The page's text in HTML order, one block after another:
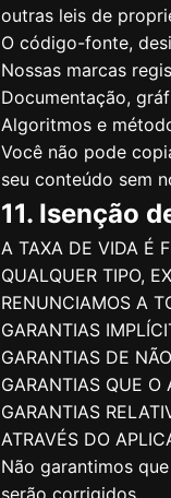
outras leis de
O código-fonte,
Nossas marcas
Documentação,
Algoritmos e
Você não pode
seu conteúdo sem
11. Isenção
A TAXA DE VIDA É
QUALQUER TIPO,
RENUNCIAMOS A
GARANTIAS
GARANTIAS DE
GARANTIAS QUE O
GARANTIAS
ATRAVÉS DO
Não garantimos
serão corrigidos.